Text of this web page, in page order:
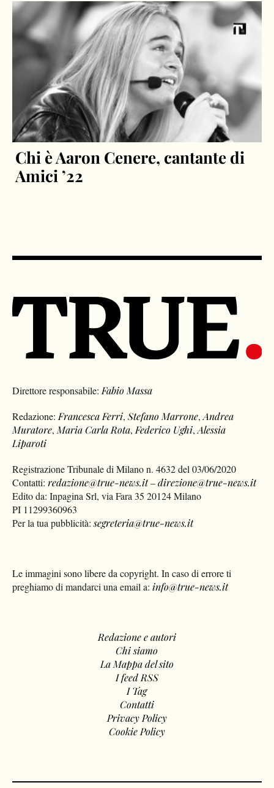
Chi è Aaron Cenere, cantante di
Amici ’22
Direttore responsabile:Fabio Massa
Redazione:Francesca Ferri,Stefano Marrone,Andrea
Muratore,Maria Carla Rota,Federico Ughi,Alessia
Liparoti
Registrazione Tribunale di Milano n. 4632 del 03/06/2020
Contatti:redazione@true-news.it–direzione@true-news.it
Edito da: Inpagina Srl, via Fara 35 20124 Milano
PI 11299360963
Per la tua pubblicità:segreteria@true-news.it
Le immagini sono libere da copyright. In caso di errore ti
preghiamo di mandarci una email a: info@true-news.it
Redazione e autori
Chi siamo
La Mappa del sito
I feed RSS
I Tag
Contatti
Privacy Policy
Cookie Policy